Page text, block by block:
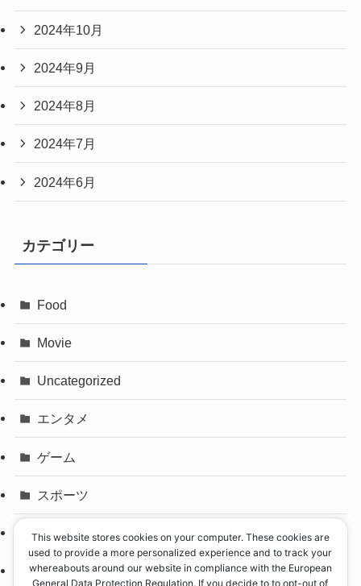
2024年10月
2024年9月
2024年8月
2024年7月
2024年6月
カテゴリー
Food
Movie
Uncategorized
エンタメ
ゲーム
スポーツ
パリオリンピック
事件
This website stores cookies on your computer. These cookies are
used to provide a more personalized experience and to track your
whereabouts around our website in compliance with the European
General Data Protection Regulation. If you decide to to opt-out of